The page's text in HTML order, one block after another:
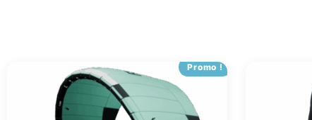
Promo !